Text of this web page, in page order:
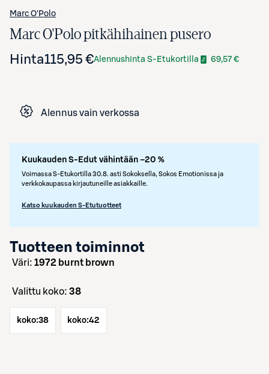
Marc O'Polo
Marc O'Polo pitkähihainen pusero
Hinta115,95 €Alennushinta S-Etukortilla 69,57 €
Alennus vain verkossa
Kuukauden S-Edut vähintään –20 %
Voimassa S-Etukortilla 30.8. asti Sokoksella, Sokos Emotionissa ja
verkkokaupassa kirjautuneille asiakkaille.
Katso kuukauden S-Etutuotteet
Tuotteen toiminnot
väri: 1972 burnt brown
Valittu koko: 38
koko:38 koko:42